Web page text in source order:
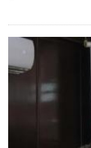
Causas, 6 mil
trabajo que
detención,
la detención te
territorio, hay
trabajo muy
país (..) Vamos
añadió. El
Ciudadana,
disminución en
factores como la
una inversión
el país, así
elementos y el